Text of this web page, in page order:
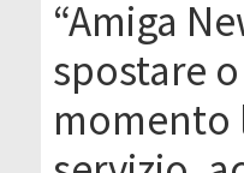
“Amiga
spostare
momento